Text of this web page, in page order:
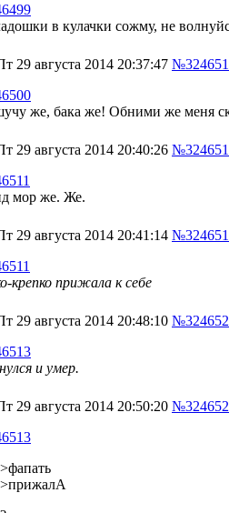
в кулачки сожму, не
29 августа 2014 20:37:47
же, бака же! Обними же меня
29 августа 2014 20:40:26
мор же. Же.
29 августа 2014 20:41:14
крепко прижала к себе
29 августа 2014 20:48:10
и умер.
29 августа 2014 20:50:20
>фапать
>прижалA